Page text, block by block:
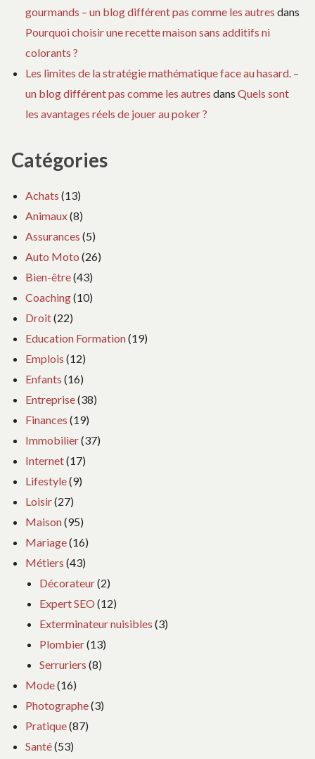
gourmands – un blog différent pas comme les autres dans
Pourquoi choisir une recette maison sans additifs ni
colorants ?
Les limites de la stratégie mathématique face au hasard. –
un blog différent pas comme les autres dans Quels sont
les avantages réels de jouer au poker ?
Catégories
Achats (13)
Animaux(8)
Assurances (5)
Auto Moto (26)
Bien-être(43)
Coaching(10)
Droit(22)
Education Formation(19)
Emplois (12)
Enfants (16)
Entreprise(38)
Finances (19)
Immobilier(37)
Internet(17)
Lifestyle(9)
Loisir(27)
Maison(95)
Mariage(16)
Métiers (43)
Décorateur(2)
Expert SEO (12)
Exterminateur nuisibles (3)
Plombier(13)
Serruriers (8)
Mode(16)
Photographe(3)
Pratique(87)
Santé(53)